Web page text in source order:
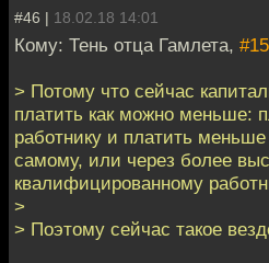
#46 | 18.02.18 14:01
Кому: Тень отца Гамлета, #15
> Потому что сейчас
платить как можно меньше:
работнику и платить
самому, или через более
квалифицированному
>
> Поэтому сейчас такое